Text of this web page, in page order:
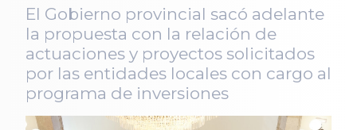
El Gobierno provincial sacó adelante
la propuesta con la relación de
actuaciones y proyectos solicitados
por las entidades locales con cargo al
programa de inversiones